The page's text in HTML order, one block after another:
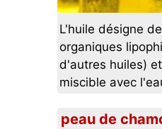
L'huile désigne
organiques
d'autres huiles)
miscible avec
peau de